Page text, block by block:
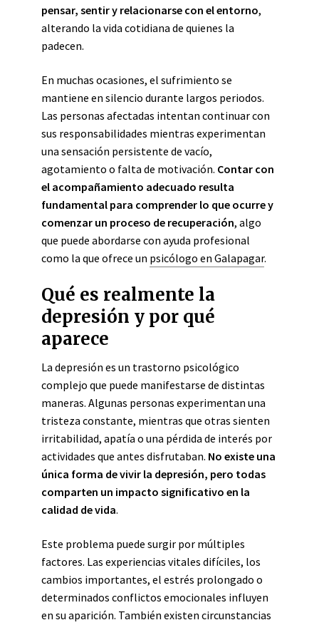
pensar, sentir y relacionarse con el entorno,
alterando la vida cotidiana de quienes la
padecen.
En muchas ocasiones, el sufrimiento se
mantiene en silencio durante largos periodos.
Las personas afectadas intentan continuar con
sus responsabilidades mientras experimentan
una sensación persistente de vacío,
agotamiento o falta de motivación. Contar con
el acompañamiento adecuado resulta
fundamental para comprender lo que ocurre y
comenzar un proceso de recuperación, algo
que puede abordarse con ayuda profesional
como la que ofrece un psicólogo en Galapagar.
Qué es realmente la
depresión y por qué
aparece
La depresión es un trastorno psicológico
complejo que puede manifestarse de distintas
maneras. Algunas personas experimentan una
tristeza constante, mientras que otras sienten
irritabilidad, apatía o una pérdida de interés por
actividades que antes disfrutaban. No existe una
única forma de vivir la depresión, pero todas
comparten un impacto significativo en la
calidad de vida.
Este problema puede surgir por múltiples
factores. Las experiencias vitales difíciles, los
cambios importantes, el estrés prolongado o
determinados conflictos emocionales influyen
en su aparición. También existen circunstancias